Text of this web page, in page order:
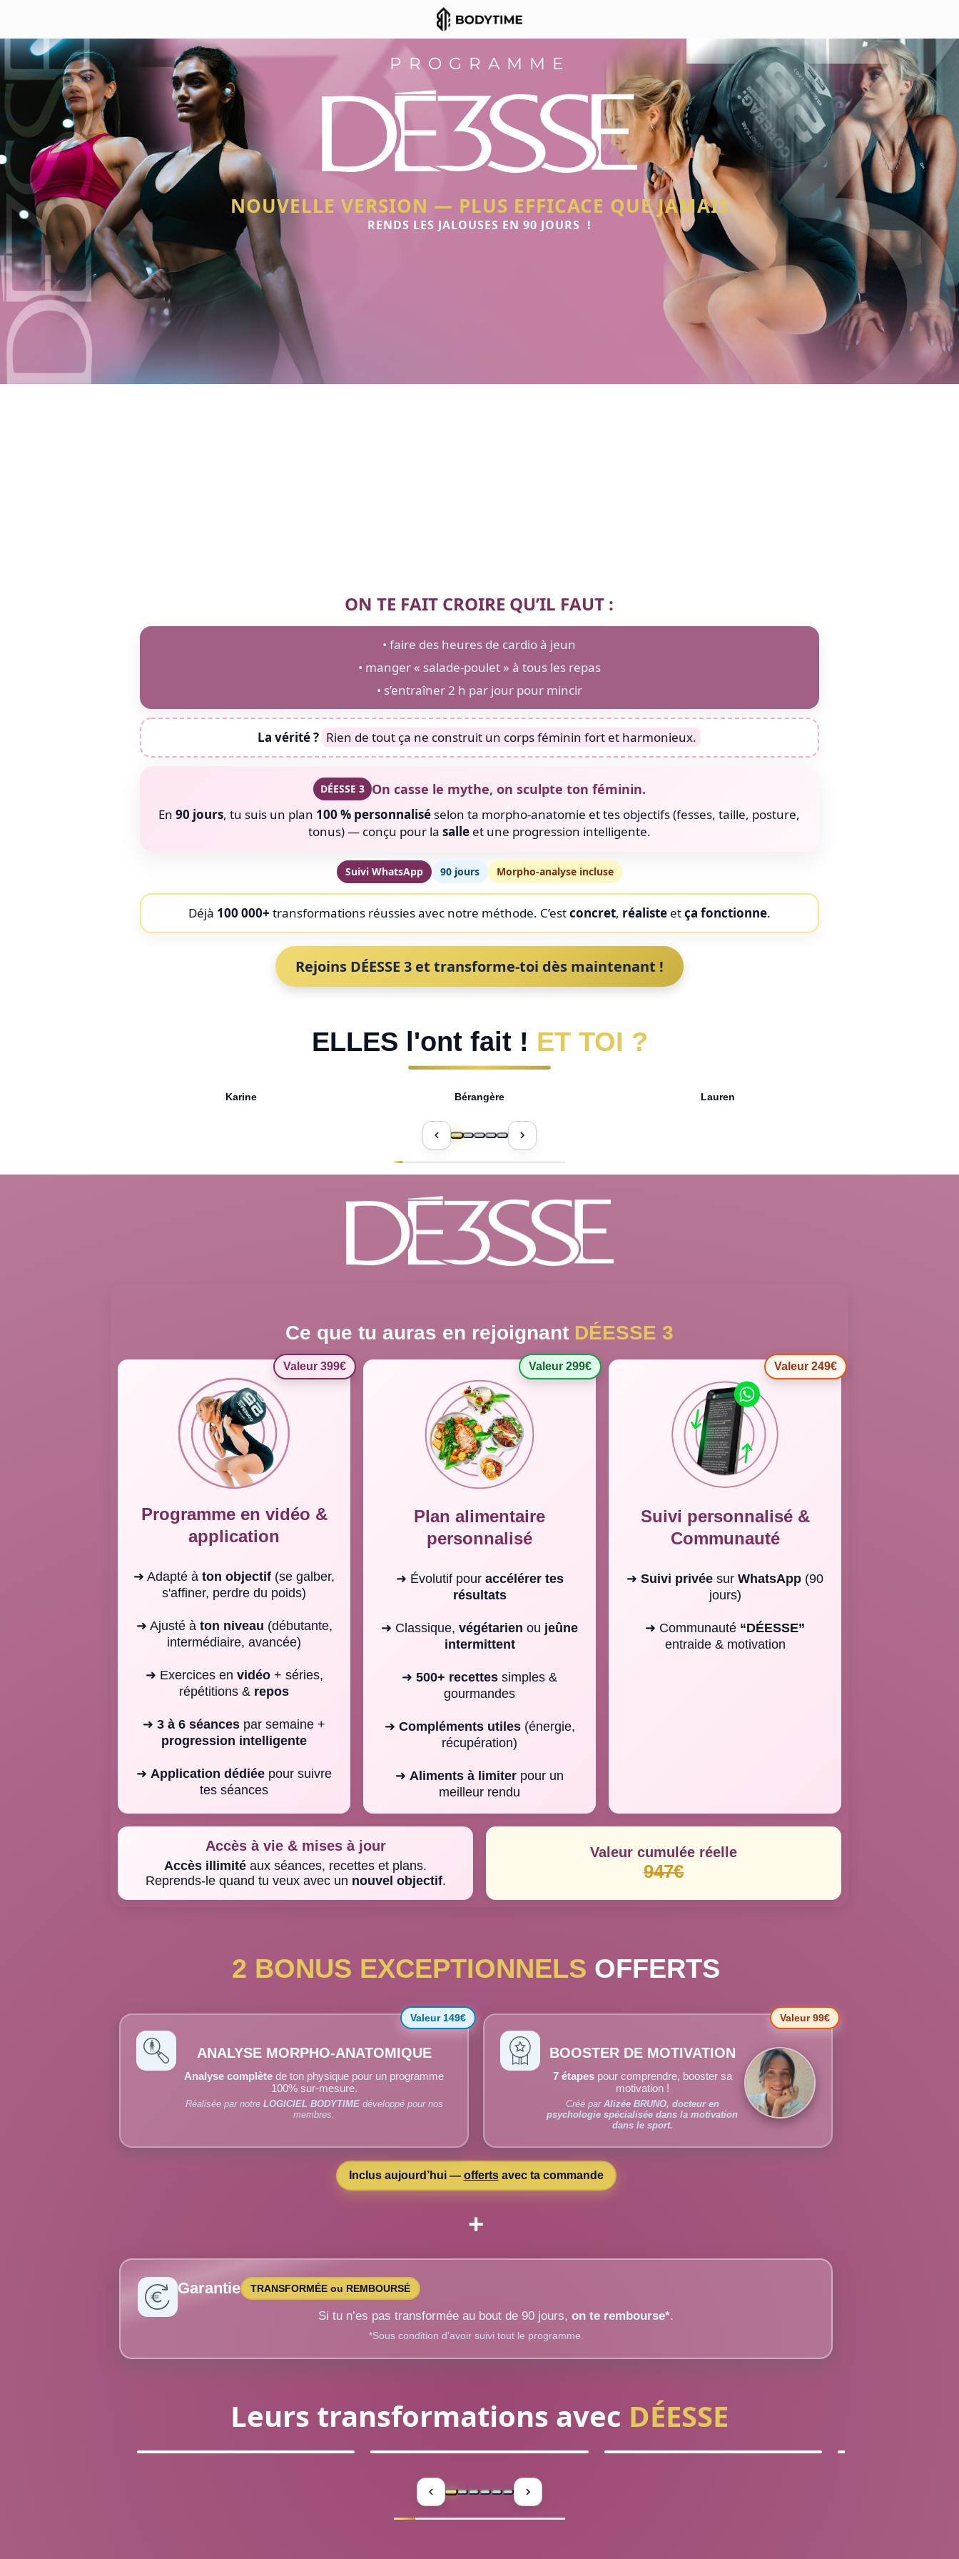
PROGRAMME
NOUVELLE VERSION — PLUS EFFICACE QUE JAMAIS
RENDS LES JALOUSES EN 90 JOURS !
ON TE FAIT CROIRE QU’IL FAUT :
• faire des heures de cardio à jeun
• manger « salade-poulet » à tous les repas
• s’entraîner 2 h par jour pour mincir
La vérité ? Rien de tout ça ne construit un corps féminin fort et harmonieux.
DÉESSE 3 On casse le mythe, on sculpte ton féminin.
En90 jours, tu suis un plan 100 % personnalisé selon ta morpho-anatomie et tes objectifs (fesses, taille, posture,
tonus) — conçu pour la salleet une progression intelligente.
Suivi WhatsApp 90 jours Morpho-analyse incluse
Déjà 100 000+ transformations réussies avec notre méthode. C’estconcret, réalisteetça fonctionne.
Rejoins DÉESSE 3 et transforme-toi dès maintenant !
ELLES l'ont fait ! ET TOI ?
Karine Bérangère Lauren
Précédent Suivant
Ce que tu auras en rejoignant DÉESSE 3
Valeur 399€
Programme en vidéo &
application
➜ Adapté à ton objectif (se galber,
s'affiner, perdre du poids)
➜ Ajusté à ton niveau (débutante,
intermédiaire, avancée)
➜ Exercices en vidéo+ séries,
répétitions & repos
➜ 3 à 6 séances par semaine +
progression intelligente
➜ Application dédiée pour suivre
tes séances
Valeur 299€
Plan alimentaire
personnalisé
➜ Évolutif pour accélérer tes
résultats
➜ Classique, végétarien ou jeûne
intermittent
➜ 500+ recettes simples &
gourmandes
➜ Compléments utiles(énergie,
récupération)
➜ Aliments à limiter pour un
meilleur rendu
Valeur 249€
Suivi personnalisé &
Communauté
➜ Suivi privée sur WhatsApp (90
jours)
➜ Communauté “DÉESSE”
entraide & motivation
Accès à vie & mises à jour
Accès illimité aux séances, recettes et plans.
Reprends-le quand tu veux avec un nouvel objectif.
Valeur cumulée réelle
947€
2 BONUS EXCEPTIONNELS OFFERTS
Valeur 149€
ANALYSE MORPHO-ANATOMIQUE
Analyse complète de ton physique pour un programme
100% sur-mesure.
Réalisée par notre LOGICIEL BODYTIMEdéveloppé pour nos
membres.
Valeur 99€
BOOSTER DE MOTIVATION
7 étapespour comprendre, booster sa
motivation !
Créé par Alizée BRUNO, docteur en
psychologie spécialisée dans la motivation
dans le sport.
Inclus aujourd’hui — offertsavec ta commande
+
Garantie TRANSFORMÉE ou REMBOURSÉ
Si tu n’es pas transformée au bout de 90 jours, on te rembourse*.
*Sous condition d'avoir suivi tout le programme.
Leurs transformations avec DÉESSE
Précédent Suivant